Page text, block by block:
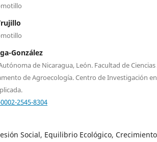
González
de Nicaragua, León. Facultad de
de Agroecología. Centro de Investigación
2545-8304
Social, Equilibrio Ecológico, Crecimiento